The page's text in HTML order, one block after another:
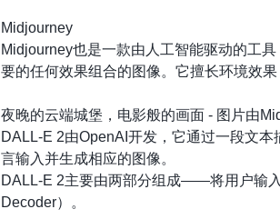
Midjourney
Midjourney也是一款由人工智能驱动的工
要的任何效果组合的图像。它擅长环境效
夜晚的云端城堡，电影般的画面 - 图片由
DALL-E 2由OpenAI开发，它通过一段文
言输入并生成相应的图像。
DALL-E 2主要由两部分组成——将用户输
Decoder）。